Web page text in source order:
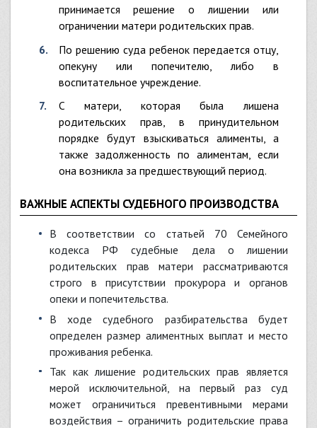
принимается решение о лишении или
ограничении матери родительских прав.
По решению суда ребенок передается отцу,
опекуну или попечителю, либо в
воспитательное учреждение.
С матери, которая была лишена
родительских прав, в принудительном
порядке будут взыскиваться алименты, а
также задолженность по алиментам, если
она возникла за предшествующий период.
ВАЖНЫЕ АСПЕКТЫ СУДЕБНОГО ПРОИЗВОДСТВА
В соответствии со статьей 70 Семейного
кодекса РФ судебные дела о лишении
родительских прав матери рассматриваются
строго в присутствии прокурора и органов
опеки и попечительства.
В ходе судебного разбирательства будет
определен размер алиментных выплат и место
проживания ребенка.
Так как лишение родительских прав является
мерой исключительной, на первый раз суд
может ограничиться превентивными мерами
воздействия – ограничить родительские права